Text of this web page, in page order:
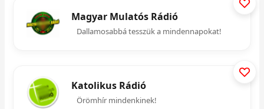
Magyar Mulatós Rádió
Dallamosabbá tesszük a mindennapokat!
Katolikus Rádió
Örömhír mindenkinek!